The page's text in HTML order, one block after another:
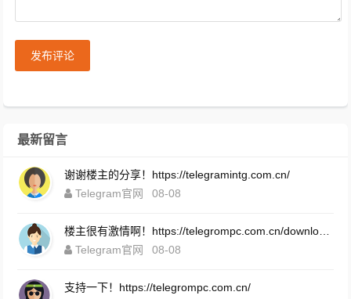
发布评论
最新留言
谢谢楼主的分享！https://telegramintg.com.cn/
Telegram官网
08-08
楼主很有激情啊！https://telegrompc.com.cn/download.html
Telegram官网
08-08
支持一下！https://telegrompc.com.cn/